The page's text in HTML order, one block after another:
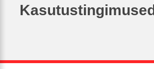
Kasutustingimused